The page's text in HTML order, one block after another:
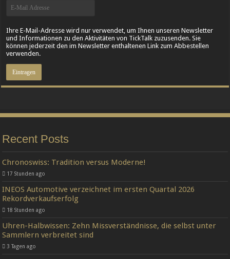
Ihre E-Mail-Adresse wird nur verwendet, um Ihnen unseren Newsletter
und Informationen zu den Aktivitäten von TickTalk zuzusenden. Sie
können jederzeit den im Newsletter enthaltenen Link zum Abbestellen
verwenden.
Recent Posts
Chronoswiss: Tradition versus Moderne!
17 Stunden ago
INEOS Automotive verzeichnet im ersten Quartal 2026
Rekordverkaufserfolg
18 Stunden ago
Uhren-Halbwissen: Zehn Missverständnisse, die selbst unter
Sammlern verbreitet sind
3 Tagen ago